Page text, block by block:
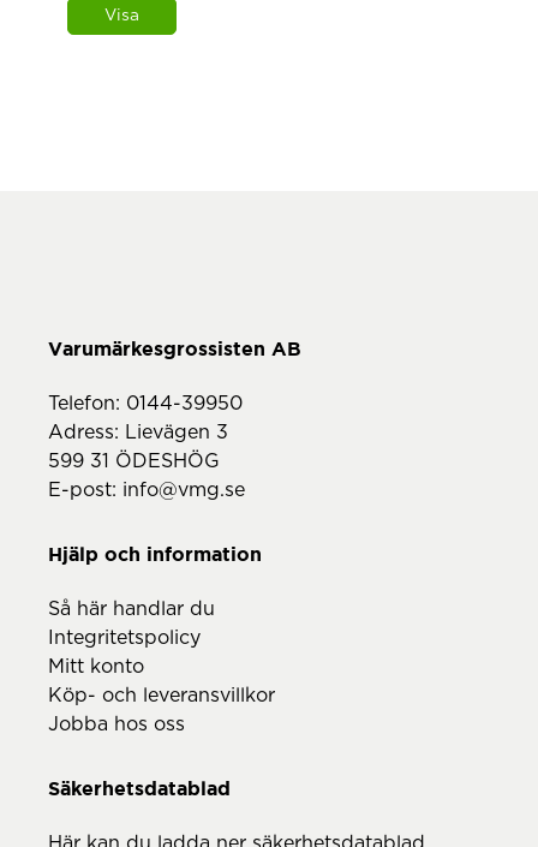
Visa
Telefon: 0144-39950
Adress: Lievägen 3
599 31 ÖDESHÖG
E-post: info@vmg.se
Hjälp och information
Så här handlar du
Integritetspolicy
Mitt konto
Köp- och leveransvillkor
Jobba hos oss
Säkerhetsdatablad